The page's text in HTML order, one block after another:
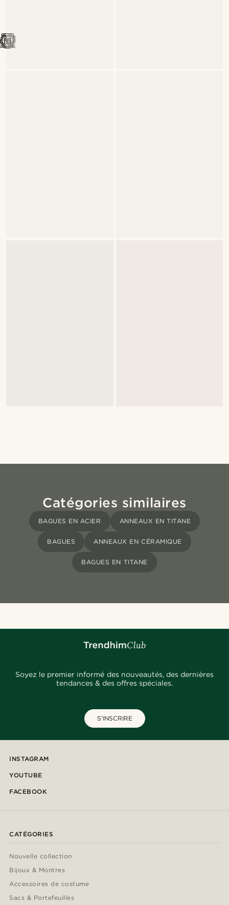
Catégories similaires
BAGUES EN ACIER ANNEAUX EN TITANE
BAGUES ANNEAUX EN CÉRAMIQUE
BAGUES EN TITANE
Soyez le premier informé des nouveautés, des dernières
tendances & des offres spéciales.
S'INSCRIRE
INSTAGRAM
YOUTUBE
FACEBOOK
CATÉGORIES
Nouvelle collection
Bijoux & Montres
Accessoires de costume
Sacs & Portefeuilles